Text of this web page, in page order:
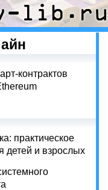
контрактов
практическое
детей и взрослых